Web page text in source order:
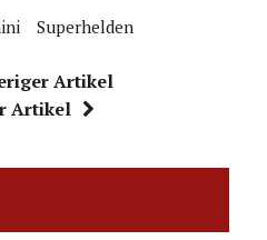
Superhelden
Artikel
Artikel